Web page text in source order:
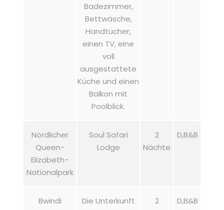
Badezimmer,
Bettwäsche,
Handtücher,
einen TV, eine
voll
ausgestattete
Küche und einen
Balkon mit
Poolblick.
Nördlicher
Queen-
Elizabeth-
Nationalpark
Soul Safari
Lodge
2
Nächte
D,B&B
Bwindi
Die Unterkunft
2
D,B&B